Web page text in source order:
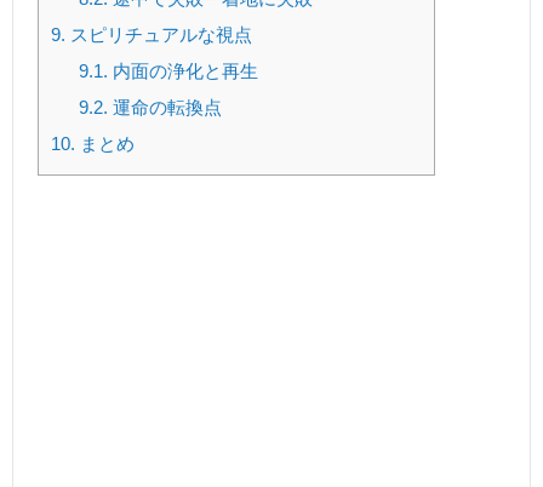
9. スピリチュアルな視点
9.1. 内面の浄化と再生
9.2. 運命の転換点
10. まとめ